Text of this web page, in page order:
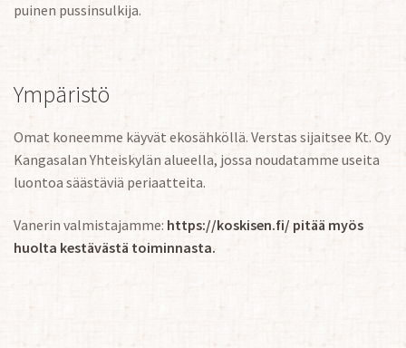
puinen pussinsulkija.
Ympäristö
Omat koneemme käyvät ekosähköllä. Verstas sijaitsee Kt. Oy
Kangasalan Yhteiskylän alueella, jossa noudatamme useita
luontoa säästäviä periaatteita.
Vanerin valmistajamme: https://koskisen.fi/ pitää myös
huolta kestävästä toiminnasta.